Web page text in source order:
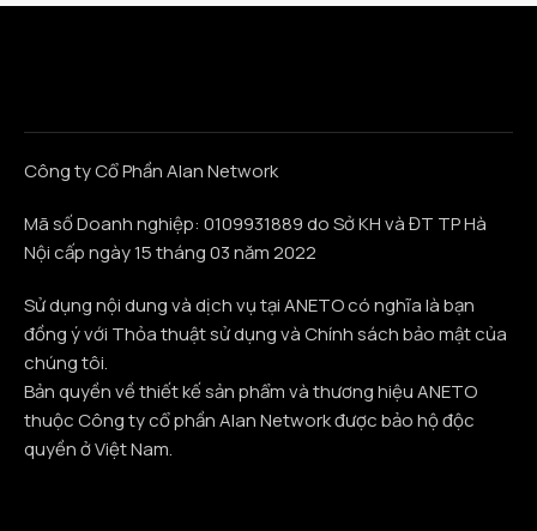
Công ty Cổ Phần Alan Network
Mã số Doanh nghiệp: 0109931889 do Sở KH và ĐT TP Hà
Nội cấp ngày 15 tháng 03 năm 2022
Sử dụng nội dung và dịch vụ tại ANETO có nghĩa là bạn
đồng ý với Thỏa thuật sử dụng và Chính sách bảo mật của
chúng tôi.
Bản quyền về thiết kế sản phẩm và thương hiệu ANETO
thuộc Công ty cổ phần Alan Network được bảo hộ độc
quyền ở Việt Nam.